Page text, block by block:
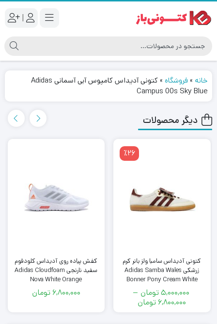
|
خانه »فروشگاه »
کتونى آدیداس کامپوس آبی آسمانی Adidas
Campus 00s Sky Blue
دیگر محصولات
٪26
کتونى آدیداس سامبا ولز بانر کرم
زرشکی Adidas Samba Wales
Bonner Pony Cream White
5,000,000تومان –
6,800,000 تومان
کفش پیاده روی آدیداس کلودفوم
سفید نارنجی Adidas Cloudfoam
Nova White Orange
6,800,000 تومان